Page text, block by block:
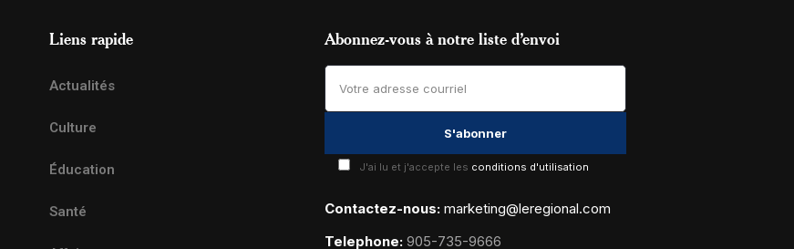
Liens rapide
Actualités
Culture
Éducation
Santé
Abonnez-vous à notre liste d’envoi
J'ai lu et j'accepte les conditions d'utilisation
Contactez-nous: marketing@leregional.com
Telephone: 905-735-9666